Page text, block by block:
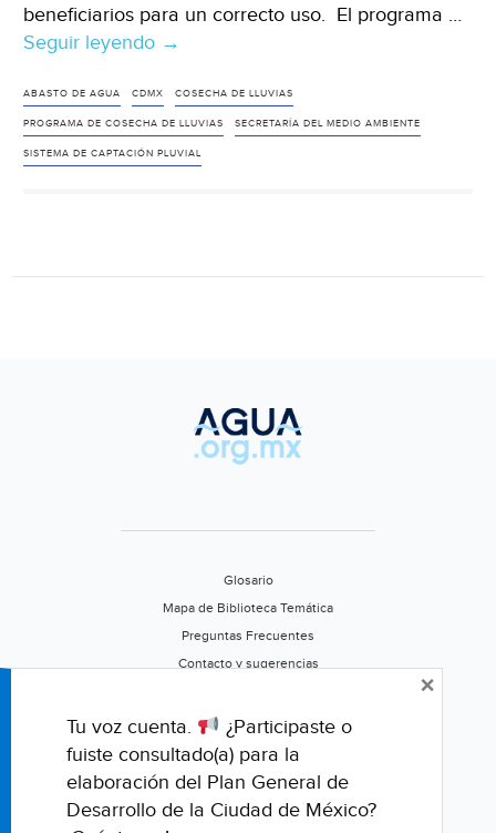
beneficiarios para un correcto uso. El programa …
Seguir leyendo CDMX
programa
de
Cosecha
→
ABASTO DE AGUA CDMX COSECHA DE LLUVIAS
PROGRAMA DE COSECHA DE LLUVIAS SECRETARÍA DEL MEDIO AMBIENTE
SISTEMA DE CAPTACIÓN PLUVIAL
Glosario
Mapa de Biblioteca Temática
Preguntas Frecuentes
Contacto y sugerencias
Califica este portal
Tu voz cuenta.
¿Participaste o
fuiste consultado(a) para la
elaboración del Plan General de
Desarrollo de la Ciudad de México?
×